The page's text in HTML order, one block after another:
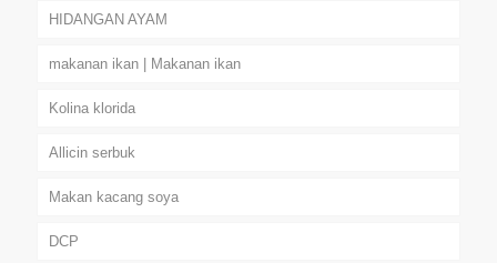
HIDANGAN AYAM
makanan ikan | Makanan ikan
Kolina klorida
Allicin serbuk
Makan kacang soya
DCP